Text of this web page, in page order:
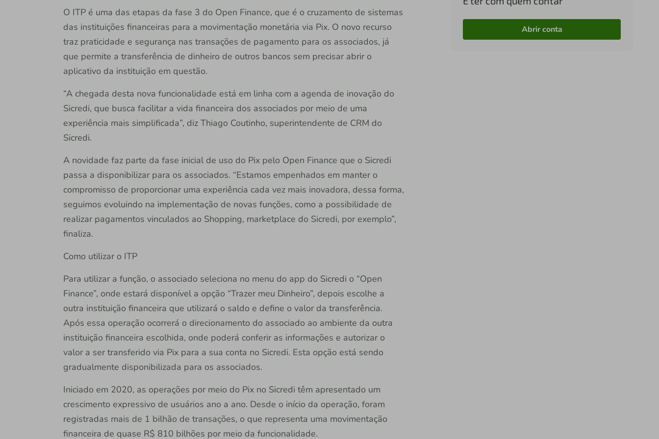
O ITP é uma das etapas da fase 3 do Open Finance, que é o cruzamento de sistemas
das instituições financeiras para a movimentação monetária via Pix. O novo recurso
traz praticidade e segurança nas transações de pagamento para os associados, já
que permite a transferência de dinheiro de outros bancos sem precisar abrir o
aplicativo da instituição em questão.
“A chegada desta nova funcionalidade está em linha com a agenda de inovação do
Sicredi, que busca facilitar a vida financeira dos associados por meio de uma
experiência mais simplificada”, diz Thiago Coutinho, superintendente de CRM do
Sicredi.
A novidade faz parte da fase inicial de uso do Pix pelo Open Finance que o Sicredi
passa a disponibilizar para os associados. “Estamos empenhados em manter o
compromisso de proporcionar uma experiência cada vez mais inovadora, dessa forma,
seguimos evoluindo na implementação de novas funções, como a possibilidade de
realizar pagamentos vinculados ao Shopping, marketplace do Sicredi, por exemplo”,
finaliza.
Como utilizar o ITP
Para utilizar a função, o associado seleciona no menu do app do Sicredi o “Open
Finance”, onde estará disponível a opção “Trazer meu Dinheiro”, depois escolhe a
outra instituição financeira que utilizará o saldo e define o valor da transferência.
Após essa operação ocorrerá o direcionamento do associado ao ambiente da outra
instituição financeira escolhida, onde poderá conferir as informações e autorizar o
valor a ser transferido via Pix para a sua conta no Sicredi. Esta opção está sendo
gradualmente disponibilizada para os associados.
Iniciado em 2020, as operações por meio do Pix no Sicredi têm apresentado um
crescimento expressivo de usuários ano a ano. Desde o início da operação, foram
registradas mais de 1 bilhão de transações, o que representa uma movimentação
financeira de quase R$ 810 bilhões por meio da funcionalidade.
Abrir conta